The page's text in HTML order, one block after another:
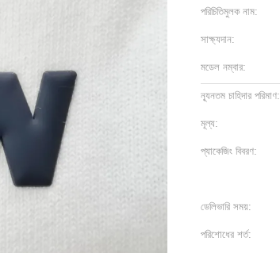
পরিচিতিমুলক নাম:
সাক্ষ্যদান:
মডেল নম্বার:
ন্যূনতম চাহিদার পরিমাণ:
মূল্য:
প্যাকেজিং বিবরণ:
ডেলিভারি সময়:
পরিশোধের শর্ত: